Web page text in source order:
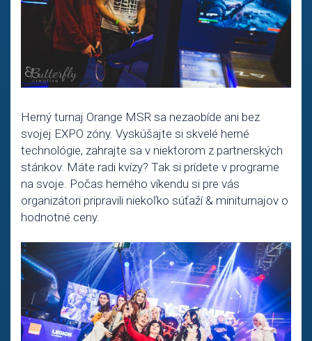
Herný turnaj Orange MSR sa nezaobíde ani bez
svojej EXPO zóny. Vyskúšajte si skvelé herné
technológie, zahrajte sa v niektorom z partnerských
stánkov. Máte radi kvízy? Tak si prídete v programe
na svoje. Počas herného víkendu si pre vás
organizátori pripravili niekoľko súťaží & miniturnajov o
hodnotné ceny.